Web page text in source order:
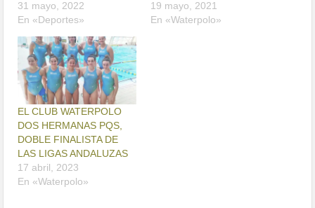
31 mayo, 2022
En «Deportes»
19 mayo, 2021
En «Waterpolo»
EL CLUB WATERPOLO
DOS HERMANAS PQS,
DOBLE FINALISTA DE
LAS LIGAS ANDALUZAS
17 abril, 2023
En «Waterpolo»